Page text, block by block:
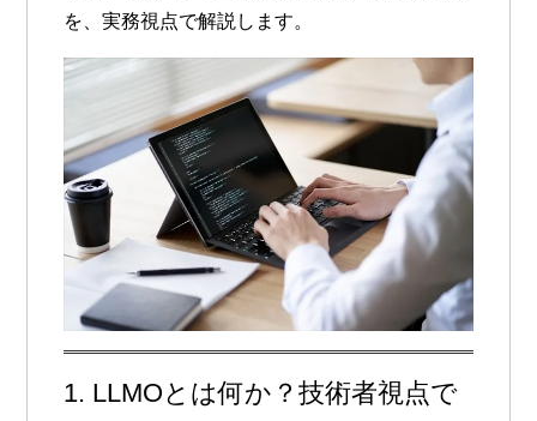
を、実務視点で解説します。
1. LLMOとは何か？技術者視点で